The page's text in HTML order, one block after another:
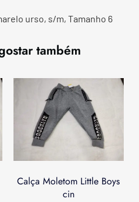
urso, s/m, Tamanho 6
também
Calça Moletom Little Boys
cin